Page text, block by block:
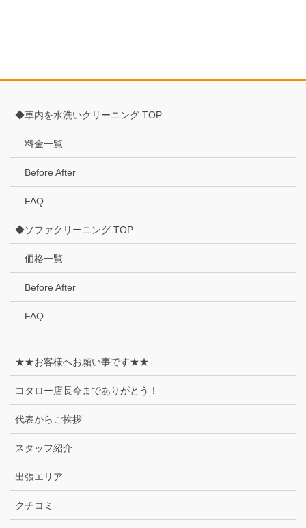
◆車内を水洗いクリーニング TOP
料金一覧
Before After
FAQ
◆ソファクリーニング TOP
価格一覧
Before After
FAQ
★★お客様へお願い事です★★
コタロー店長今までありがとう！
代表からご挨拶
スタッフ紹介
出張エリア
クチコミ